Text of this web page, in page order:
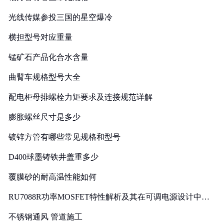
光线传媒参投三国的星空爆冷
横担型号对应重量
锰矿石产品化合水含量
曲臂车规格型号大全
配电柜母排螺栓力矩要求及连接规范详解
膨胀螺丝尺寸是多少
镀锌方管有哪些常见规格和型号
D400球墨铸铁井盖重多少
覆膜砂的耐高温性能如何
RU7088R功率MOSFET特性解析及其在可调电源设计中的
不锈钢通风 管道施工